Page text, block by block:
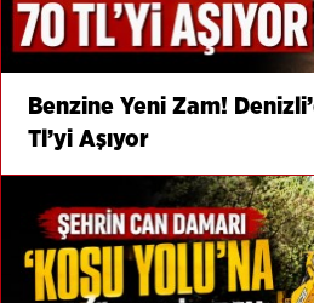
Benzine Yeni Zam!
Tl’yi Aşıyor